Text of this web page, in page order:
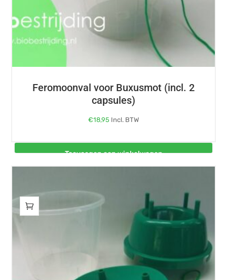
Feromoonval voor Buxusmot (incl. 2
capsules)
€18,95 Incl. BTW
Toevoegen aan winkelwagen